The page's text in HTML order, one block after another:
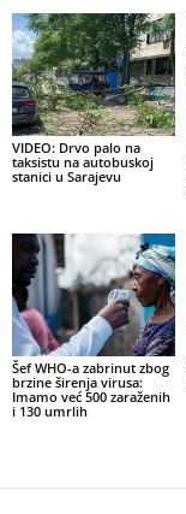
VIDEO: Drvo palo na
taksistu na autobuskoj
stanici u Sarajevu
Šef WHO-a zabrinut zbog
brzine širenja virusa:
Imamo već 500 zaraženih
i 130 umrlih